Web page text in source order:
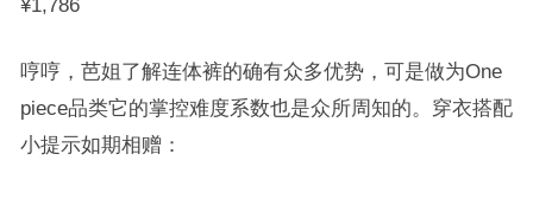
¥1,786
哼哼，芭姐了解连体裤的确有众多优势，可是做为One
piece品类它的掌控难度系数也是众所周知的。穿衣搭配
小提示如期相赠：